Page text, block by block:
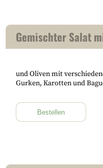
Gemischter Salat
und Oliven mit
Gurken, Karotten und
Bestellen